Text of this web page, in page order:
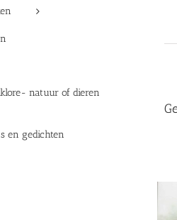
natuur of dieren
en gedichten